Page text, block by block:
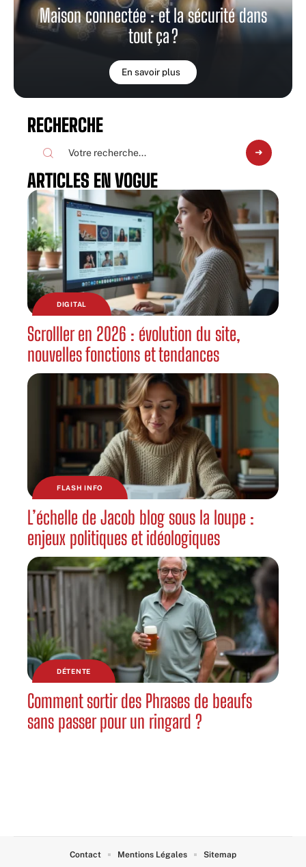
Maison connectée : et la sécurité dans
tout ça ?
En savoir plus
RECHERCHE
ARTICLES EN VOGUE
DIGITAL
Scrolller en 2026 : évolution du site,
nouvelles fonctions et tendances
FLASH INFO
L’échelle de Jacob blog sous la loupe :
enjeux politiques et idéologiques
DÉTENTE
Comment sortir des Phrases de beaufs
sans passer pour un ringard ?
Contact Mentions Légales Sitemap